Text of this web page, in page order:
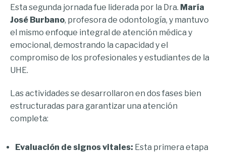
Esta segunda jornada fue liderada por la Dra. María
José Burbano, profesora de odontología, y mantuvo
el mismo enfoque integral de atención médica y
emocional, demostrando la capacidad y el
compromiso de los profesionales y estudiantes de la
UHE.
Las actividades se desarrollaron en dos fases bien
estructuradas para garantizar una atención
completa:
Evaluación de signos vitales: Esta primera etapa